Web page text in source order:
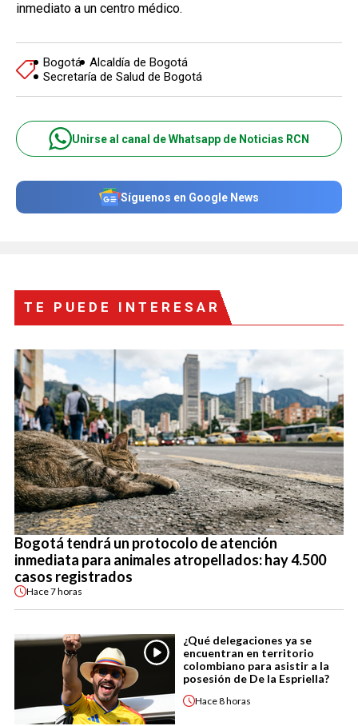
inmediato a un centro médico.
Bogotá Alcaldía de Bogotá
Secretaría de Salud de Bogotá
Unirse al canal de Whatsapp de Noticias RCN
Síguenos en Google News
TE PUEDE INTERESAR
Bogotá tendrá un protocolo de atención
inmediata para animales atropellados: hay 4.500
casos registrados
Hace7 horas
¿Qué delegaciones ya se
encuentran en territorio
colombiano para asistir a la
posesión de De la Espriella?
Hace8 horas